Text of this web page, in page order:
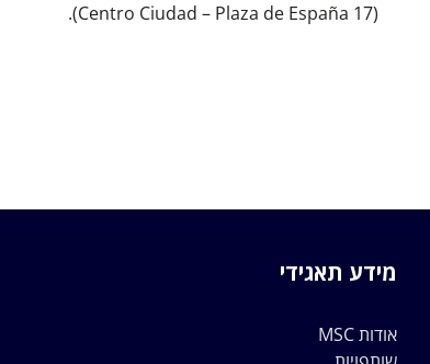
(Centro Ciudad – Plaza de España 17).
מידע תאגידי
אודות MSC